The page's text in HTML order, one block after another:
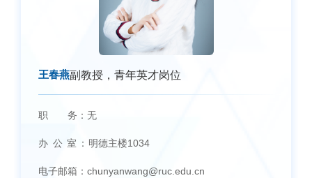
王春燕副教授，青年英才岗位
职 务： 无
办 公 室： 明德主楼1034
电子邮箱： chunyanwang@ruc.edu.cn